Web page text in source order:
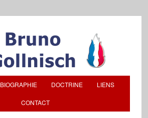
BIOGRAPHIE DOCTRINE LIENS
CONTACT